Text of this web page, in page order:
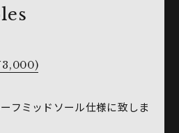
フミッドソール仕様に致しま